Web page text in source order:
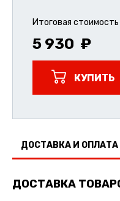
Итоговая стоимость
5 930
КУПИТЬ
ДОСТАВКА И ОПЛАТА
ДОСТАВКА